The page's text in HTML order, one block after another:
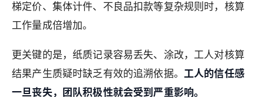
梯定价、集体计件、不良品扣款等复杂规则时，核算
工作量成倍增加。
更关键的是，纸质记录容易丢失、涂改，工人对核算
结果产生质疑时缺乏有效的追溯依据。 工人的信任感
一旦丧失，团队积极性就会受到严重影响。